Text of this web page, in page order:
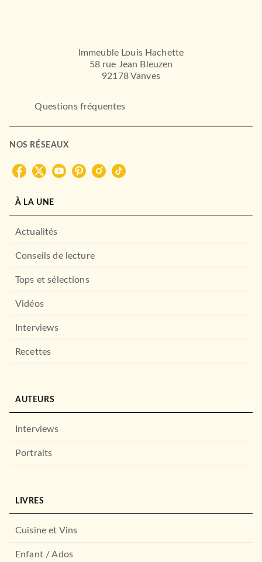
HACHETTE ÉDUCATION
Le Barbier de Séville
classiques Larousse
Jean-Baptiste Molière (Poquelin dit)
Immeuble Louis Hachette
58 rue Jean Bleuzen
92178 Vanves
Questions fréquentes
NOS RÉSEAUX
À LA UNE
Actualités
Conseils de lecture
Tops et sélections
Vidéos
Interviews
Recettes
AUTEURS
Interviews
Portraits
LIVRES
Cuisine et Vins
Enfant / Ados